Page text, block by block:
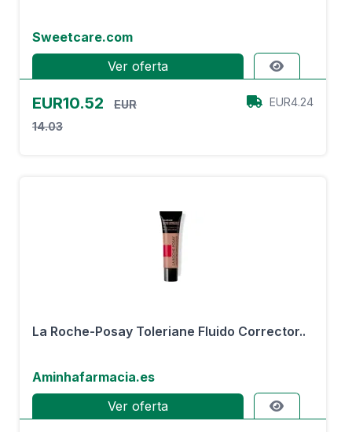
Sweetcare.com
Ver oferta
EUR10.52
EUR
14.03
EUR4.24
La Roche-Posay Toleriane Fluido Corrector..
Aminhafarmacia.es
Ver oferta